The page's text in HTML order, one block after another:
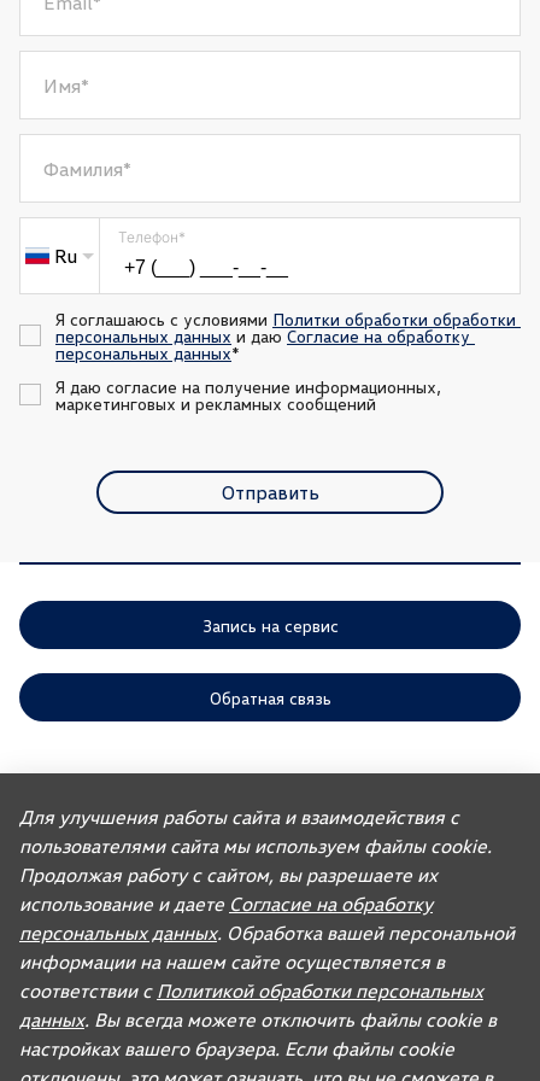
Имя*
Фамилия*
Ru
Телефон*
Я соглашаюсь с условиями Политки обработки обработки
персональных данных и даю Согласие на обработку
персональных данных*
Я даю согласие на получение информационных,
маркетинговых и рекламных сообщений
Отправить
Запись на сервис
Обратная связь
предусмотренных законодательством РФ, по удовлетворению
требований покупателей автомобилей, ранее изготовленных или
импортированных ООО «ФОЛЬКСВАГЕН Груп Рус». Учитывая это, ООО
«АГР» не несет ответственности за качество автомобилей,
импортированных с других рынков третьими лицами, а также за их
соответствие установленным в Российской Федерации обязательным
требованиям и не обязано по законодательству РФ удовлетворять
требования, связанные с недостатками качества таких автомобилей.
При покупке автомобиля рекомендуем требовать от продавца
документ, в котором должна содержаться информация об импортере
данного автомобиля.
Для автомобилей бренда дилерское предприятие осуществляет
продажу запасных частей и организацию послепродажного
обслуживания.
Для улучшения работы сайта и взаимодействия с
пользователями сайта мы используем файлы cookie.
Продолжая работу с сайтом, вы разрешаете их
использование и даете Согласие на обработку
персональных данных. Обработка вашей персональной
информации на нашем сайте осуществляется в
соответствии с Политикой обработки персональных
данных. Вы всегда можете отключить файлы cookie в
настройках вашего браузера. Если файлы cookie